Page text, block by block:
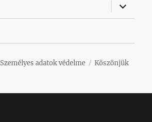
almenü
Személyes adatok védelme
Köszönjük